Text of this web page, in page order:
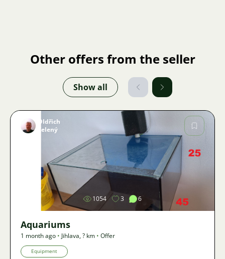
Other offers from the seller
Show all
Image
Oldřich
Zelený
1054 3 6
Aquariums
1 month ago • Jihlava,? km • Offer
Equipment